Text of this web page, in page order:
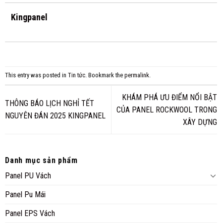
Kingpanel
This entry was posted in Tin tức . Bookmark the permalink
THÔNG BÁO LỊCH NGHỈ TẾT
NGUYÊN ĐÁN 2025 KINGPANEL
KHÁM PHÁ ƯU ĐIỂM NỔI BẬT
CỦA PANEL ROCKWOOL TRONG
XÂY DỰNG
Danh mục sản phẩm
Panel PU Vách
Panel Pu Mái
Panel EPS Vách